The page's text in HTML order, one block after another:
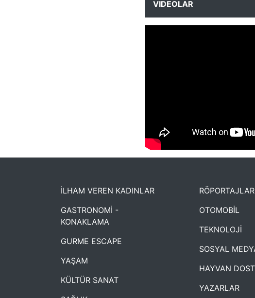
VIDEOLAR
NYXmag 2. Yaş Kutlama
İLHAM VEREN KADINLAR
GASTRONOMİ -
KONAKLAMA
GURME ESCAPE
YAŞAM
KÜLTÜR SANAT
RÖPORTAJLAR
OTOMOBİL
TEKNOLOJİ
SOSYAL
HAYVAN
YAZARLAR